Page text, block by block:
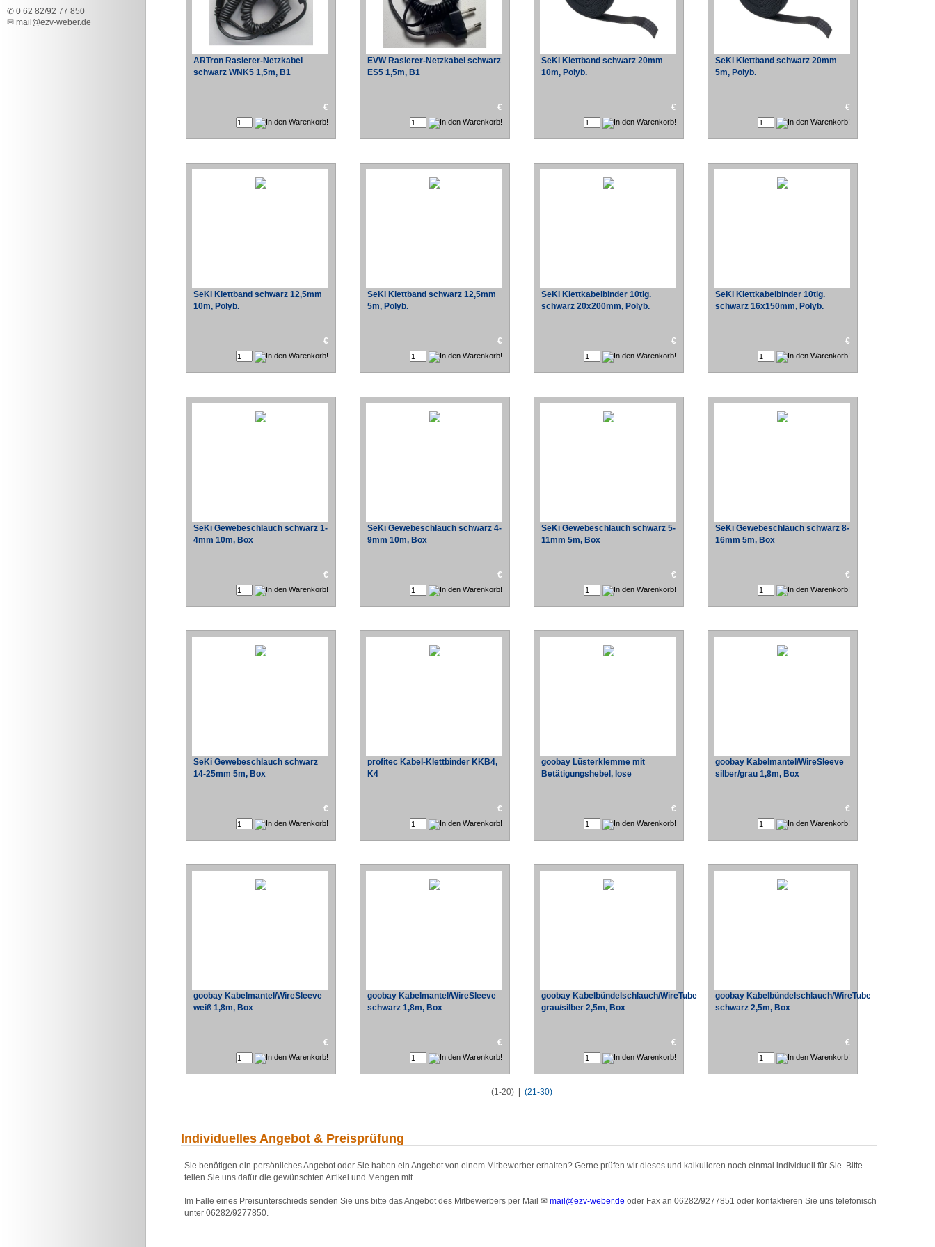
✆ 0 62 82/92 77 850
✉ mail@ezv-weber.de
ARTron Rasierer-Netzkabel
schwarz WNK5 1,5m, B1
€
EVW Rasierer-Netzkabel schwarz
ES5 1,5m, B1
€
SeKi Klettband schwarz 20mm
10m, Polyb.
€
SeKi Klettband schwarz 20mm
5m, Polyb.
€
SeKi Klettband schwarz 12,5mm
10m, Polyb.
€
SeKi Klettband schwarz 12,5mm
5m, Polyb.
€
SeKi Klettkabelbinder 10tlg.
schwarz 20x200mm, Polyb.
€
SeKi Klettkabelbinder 10tlg.
schwarz 16x150mm, Polyb.
€
SeKi Gewebeschlauch schwarz 1-
4mm 10m, Box
€
SeKi Gewebeschlauch schwarz 4-
9mm 10m, Box
€
SeKi Gewebeschlauch schwarz 5-
11mm 5m, Box
€
SeKi Gewebeschlauch schwarz 8-
16mm 5m, Box
€
SeKi Gewebeschlauch schwarz
14-25mm 5m, Box
€
profitec Kabel-Klettbinder KKB4,
K4
€
goobay Lüsterklemme mit
Betätigungshebel, lose
€
goobay Kabelmantel/WireSleeve
silber/grau 1,8m, Box
€
goobay Kabelmantel/WireSleeve
weiß 1,8m, Box
€
goobay Kabelmantel/WireSleeve
schwarz 1,8m, Box
€
goobay Kabelbündelschlauch/WireTube
grau/silber 2,5m, Box
€
goobay Kabelbündelschlauch/WireTube
schwarz 2,5m, Box
€
(1-20) (21-30)
Individuelles Angebot & Preisprüfung
Sie benötigen ein persönliches Angebot oder Sie haben ein Angebot von einem Mitbewerber erhalten? Gerne prüfen wir dieses und kalkulieren noch einmal individuell für Sie. Bitte
teilen Sie uns dafür die gewünschten Artikel und Mengen mit.
Im Falle eines Preisunterschieds senden Sie uns bitte das Angebot des Mitbewerbers per Mail ✉ mail@ezv-weber.de oder Fax an 06282/9277851 oder kontaktieren Sie uns telefonisch
unter 06282/9277850.